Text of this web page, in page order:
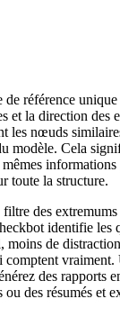
de référence
et la direction des
les nœuds
modèle. Cela
mêmes
toute la structure.
des
identifie les
moins de
comptent
des rapports
ou des résumés et